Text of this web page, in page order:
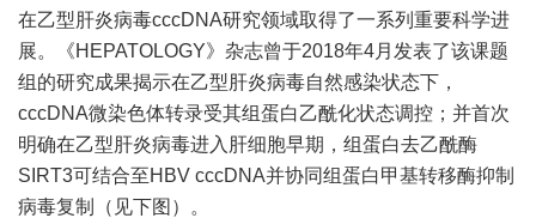
在乙型肝炎病毒cccDNA研究领域取得了一系列重要科学进
展。《HEPATOLOGY》杂志曾于2018年4月发表了该课题
组的研究成果揭示在乙型肝炎病毒自然感染状态下，
cccDNA微染色体转录受其组蛋白乙酰化状态调控；并首次
明确在乙型肝炎病毒进入肝细胞早期，组蛋白去乙酰酶
SIRT3可结合至HBV cccDNA并协同组蛋白甲基转移酶抑制
病毒复制（见下图）。